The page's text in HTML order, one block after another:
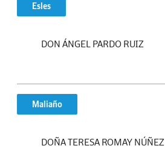
Esles
DON ÁNGEL PARDO RUIZ
Maliaño
DOÑA TERESA ROMAY NÚÑEZ